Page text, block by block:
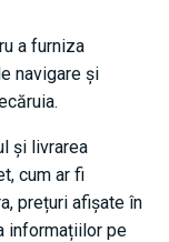
a furniza
navigare și
și livrarea
cum ar fi
prețuri afișate în
informațiilor pe